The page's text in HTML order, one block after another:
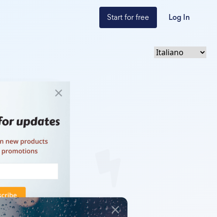
Start for free Log In